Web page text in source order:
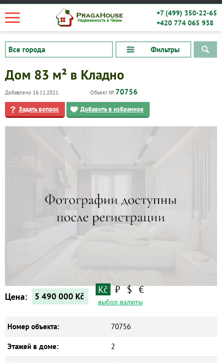
+7 (499) 350-22-65
+420 774 065 938
Фильтры
Квартиры
Дом 83 м² в Кладно
Добавлено 16.11.2021 Объект № 70756
Задать вопрос Добавить в избранное
Цена: 5 490 000 Kč
Kč ₽ $ €
выбор валюты
Номер объекта: 70756
Этажей в доме: 2